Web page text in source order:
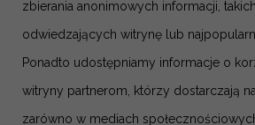
zbierania anonimowych informacji,
odwiedzających witrynę lub
Ponadto udostępniamy informacje o
witryny partnerom, którzy dostarczają
zarówno w mediach